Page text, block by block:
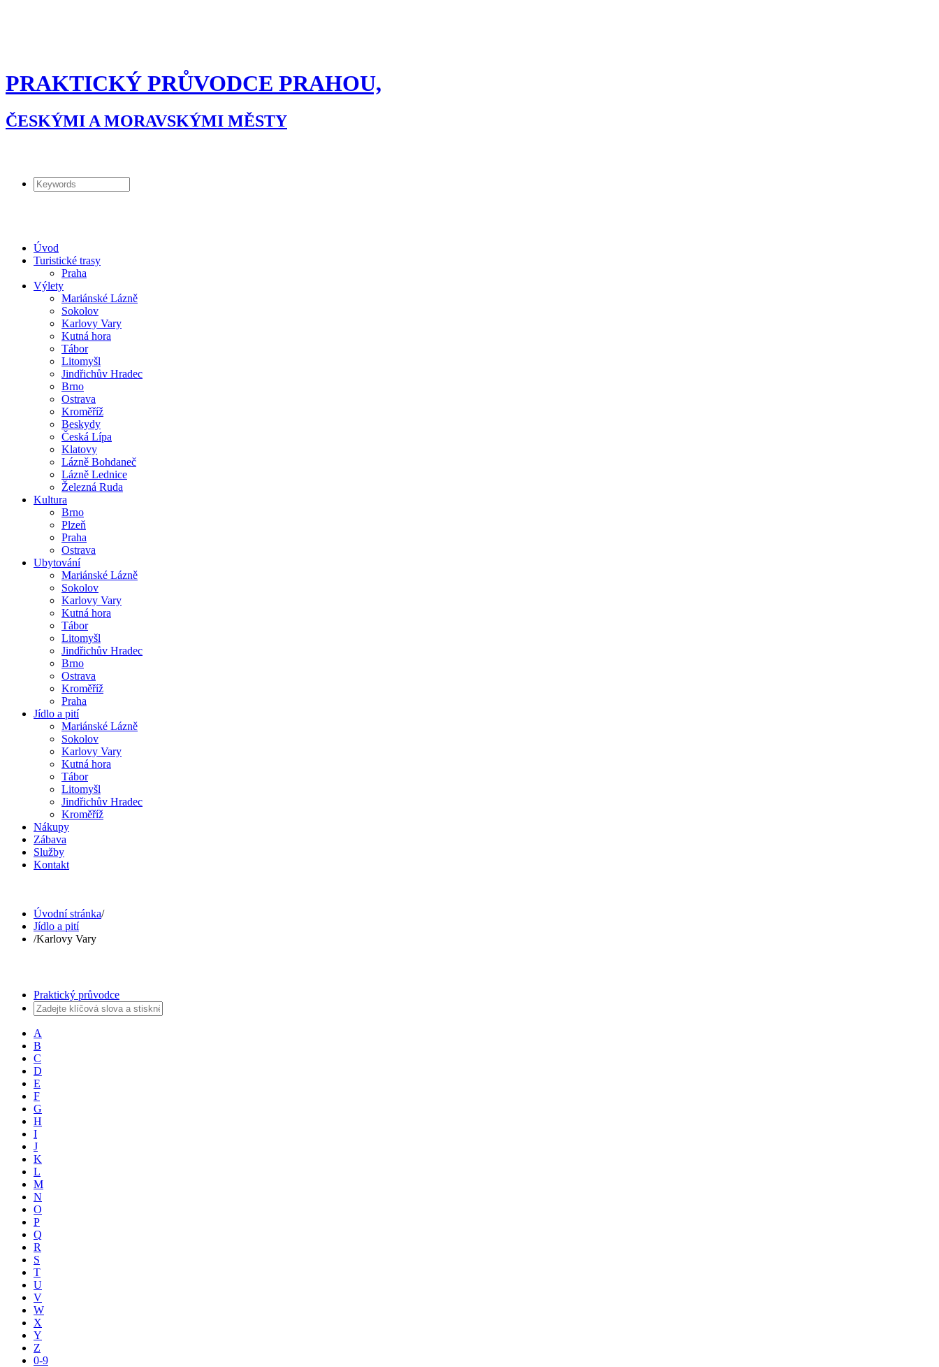
PRAKTICKÝ PRŮVODCE PRAHOU,
ČESKÝMI A MORAVSKÝMI MĚSTY
Úvod
Turistické trasy
Praha
Výlety
Mariánské Lázně
Sokolov
Karlovy Vary
Kutná hora
Tábor
Litomyšl
Jindřichův Hradec
Brno
Ostrava
Kroměříž
Beskydy
Česká Lípa
Klatovy
Lázně Bohdaneč
Lázně Lednice
Železná Ruda
Kultura
Brno
Plzeň
Praha
Ostrava
Ubytování
Mariánské Lázně
Sokolov
Karlovy Vary
Kutná hora
Tábor
Litomyšl
Jindřichův Hradec
Brno
Ostrava
Kroměříž
Praha
Jídlo a pití
Mariánské Lázně
Sokolov
Karlovy Vary
Kutná hora
Tábor
Litomyšl
Jindřichův Hradec
Kroměříž
Nákupy
Zábava
Služby
Kontakt
Úvodní stránka/
Jídlo a pití
/Karlovy Vary
Praktický průvodce
A
B
C
D
E
F
G
H
I
J
K
L
M
N
O
P
Q
R
S
T
U
V
W
X
Y
Z
0-9